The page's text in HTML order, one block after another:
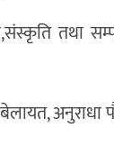
तथा
अनुराधा